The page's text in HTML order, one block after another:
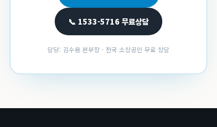
📞 1533-5716 무료상담
담당: 김수용 본부장 · 전국 소상공인 무료 상담